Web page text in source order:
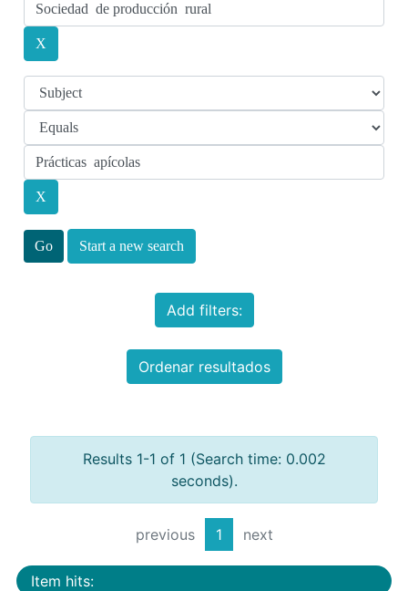
Start a new search
Add filters:
Ordenar resultados
Results 1-1 of 1 (Search time: 0.002
seconds).
previous 1 next
Item hits: